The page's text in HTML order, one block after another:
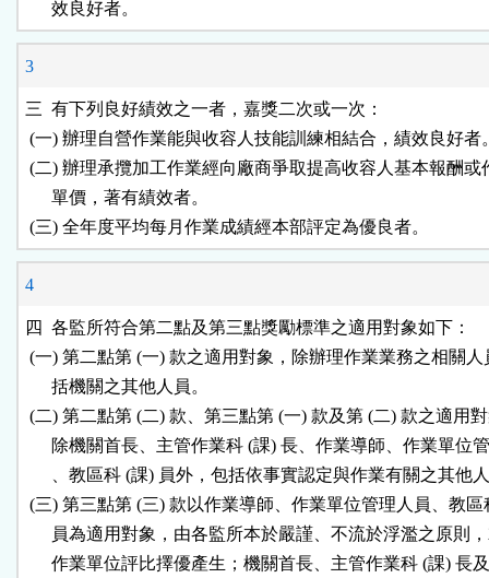
      效良好者。
3
三  有下列良好績效之一者，嘉獎二次或一次：
(一) 辦理自營作業能與收容人技能訓練相結合，績效良好者
(二) 辦理承攬加工作業經向廠商爭取提高收容人基本報酬或
      單價，著有績效者。
(三) 全年度平均每月作業成績經本部評定為優良者。
4
四  各監所符合第二點及第三點獎勵標準之適用對象如下：
(一) 第二點第 (一) 款之適用對象，除辦理作業業務之相關人
      括機關之其他人員。
(二) 第二點第 (二) 款、第三點第 (一) 款及第 (二) 款之適用
除機關首長、主管作業科 (課) 長、作業導師、作業單位
、教區科 (課) 員外，包括依事實認定與作業有關之其他
(三) 第三點第 (三) 款以作業導師、作業單位管理人員、教區
員為適用對象，由各監所本於嚴謹、不流於浮濫之原則
作業單位評比擇優產生；機關首長、主管作業科 (課) 長